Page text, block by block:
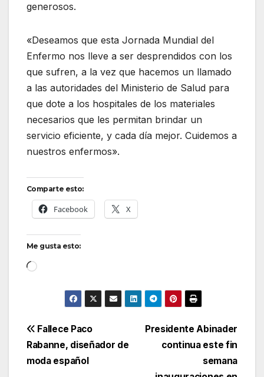
generosos.
«Deseamos que esta Jornada Mundial del
Enfermo nos lleve a ser desprendidos con los
que sufren, a la vez que hacemos un llamado
a las autoridades del Ministerio de Salud para
que dote a los hospitales de los materiales
necesarios que les permitan brindar un
servicio eficiente, y cada día mejor. Cuidemos a
nuestros enfermos».
Comparte esto:
Facebook X
Me gusta esto:
Cargando...
Navegación
de
Presidente Abinader
continua este fin
semana
Fallece Paco
Rabanne, diseñador de
moda español